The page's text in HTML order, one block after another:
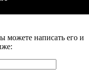
можете написать его и